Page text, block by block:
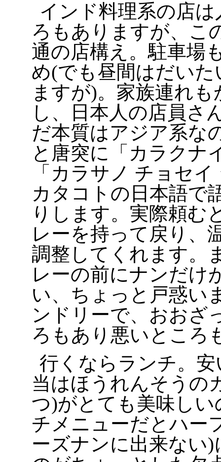
インド料理系の店
ろもありますが、こ
通の店構え。駐車場
め(でも昼間はだい
ますが)。家族連れ
し、日本人の店員さ
だ本質はアジア系な
と唐突に「カラクナ
「カラサノ チョセ
カタコトの日本語で
りします。実際頼む
レーを持って戻り、
調整してくれます。
レーの前にナンだけ
い、ちょっと戸惑い
ンドリーで、おおざ
ろもあり悪いところ
行くならランチ。
当はほうれんそうの
つ)がとても美味し
チメニューだとハー
ーズナンに出来ない